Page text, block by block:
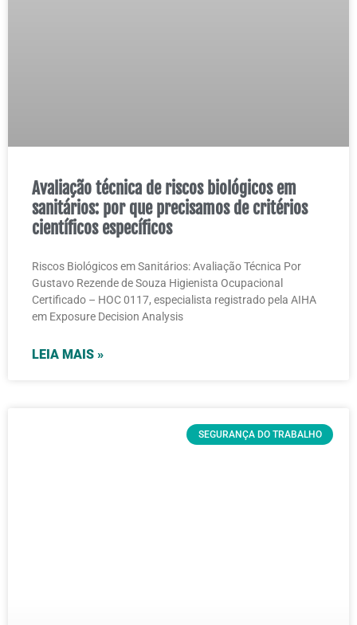
Avaliação técnica de riscos biológicos em
sanitários: por que precisamos de critérios
científicos específicos
Riscos Biológicos em Sanitários: Avaliação Técnica Por
Gustavo Rezende de Souza Higienista Ocupacional
Certificado – HOC 0117, especialista registrado pela AIHA
em Exposure Decision Analysis
LEIA MAIS »
SEGURANÇA DO TRABALHO